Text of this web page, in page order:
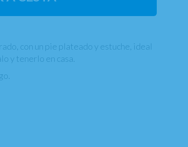
con un pie plateado y estuche, ideal
y tenerlo en casa.